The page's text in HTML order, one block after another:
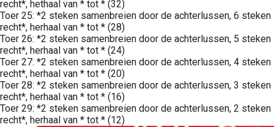
recht*, hethaal van * tot * (32)
Toer 25: *2 steken samenbreien door de achterlussen, 6 steken
recht*, herhaal van * tot * (28)
Toer 26: *2 steken samenbreien door de achterlussen, 5 steken
recht*, herhaal van * tot * (24)
Toer 27: *2 steken samenbreien door de achterlussen, 4 steken
recht*, herhaal van * tot * (20)
Toer 28: *2 steken samenbreien door de achterlussen, 3 steken
recht*, herhaal van * tot * (16)
Toer 29: *2 steken samenbreien door de achterlussen, 2 steken
recht*, herhaal van * tot * (12)